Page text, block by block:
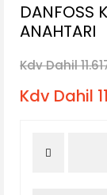
DANFOSS
ANAHTARI
Kdv Dahil
Kdv Dahil